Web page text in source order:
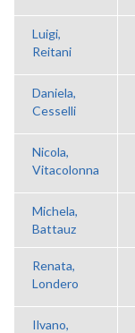
Luigi,
Reitani
Daniela,
Cesselli
Nicola,
Vitacolonna
Michela,
Battauz
Renata,
Londero
Ilvano,